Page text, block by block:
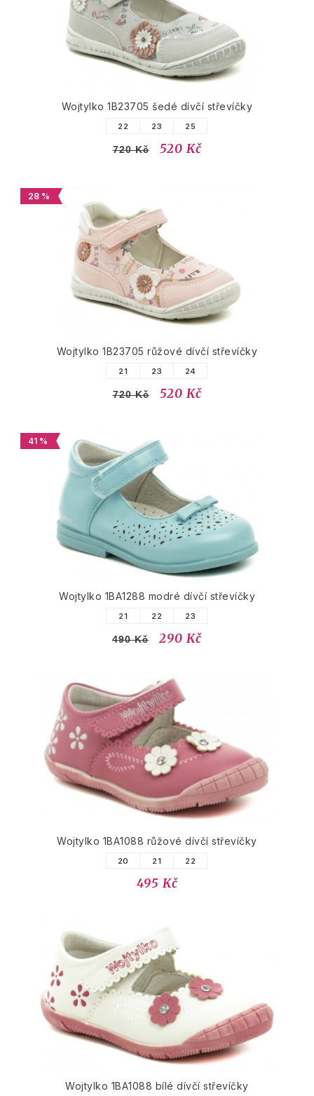
Wojtylko 1B23705 šedé dívčí střevíčky
22 23 25
720 Kč 520 Kč
28 %
Wojtylko 1B23705 růžové dívčí střevíčky
21 23 24
720 Kč 520 Kč
41 %
Wojtylko 1BA1288 modré dívčí střevíčky
21 22 23
490 Kč 290 Kč
Wojtylko 1BA1088 růžové dívčí střevíčky
20 21 22
495 Kč
Wojtylko 1BA1088 bílé dívčí střevíčky